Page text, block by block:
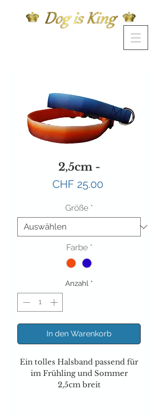
2,5cm -
CHF 25.00Preis
Größe *
Farbe *
Anzahl *
In den Warenkorb
Ein tolles Halsband passend für
im Frühling und Sommer
2,5cm breit